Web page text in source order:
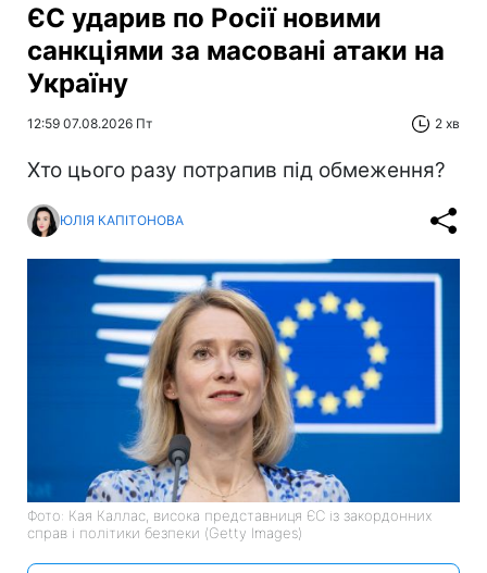
ЄС ударив по Росії новими
санкціями за масовані атаки на
Україну
12:59 07.08.2026 Пт 2 хв
Хто цього разу потрапив під обмеження?
ЮЛІЯ КАПІТОНОВА
Фото: Кая Каллас, висока представниця ЄС із закордонних
справ і політики безпеки (Getty Images)